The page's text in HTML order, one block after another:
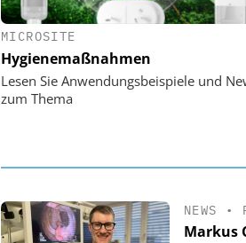
MICROSITE
Hygienemaßnahmen
Lesen Sie Anwendungsbeispiele und
zum Thema
Digitalisierung im
Personalmanagement: Von
Ordnung zur KI-fähigen
NEWS •
Markus